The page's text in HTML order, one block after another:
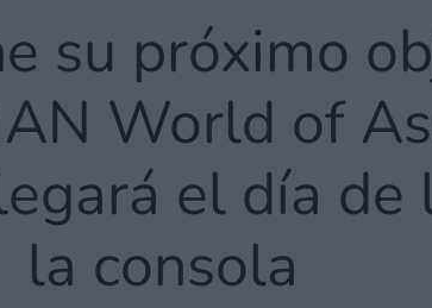
su próximo
World of
el día de
la consola